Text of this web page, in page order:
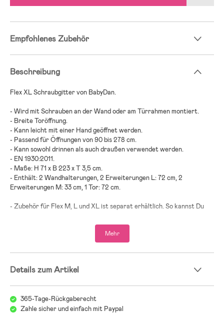
Empfohlenes Zubehör
Beschreibung
Flex XL Schraubgitter von BabyDan.
- Wird mit Schrauben an der Wand oder am Türrahmen montiert.
- Breite Toröffnung.
- Kann leicht mit einer Hand geöffnet werden.
- Passend für Öffnungen von 90 bis 278 cm.
- Kann sowohl drinnen als auch draußen verwendet werden.
- EN 1930:2011.
- Maße: H 71 x B 223 x T 3,5 cm.
- Enthält: 2 Wandhalterungen, 2 Erweiterungen L: 72 cm, 2
Erweiterungen M: 33 cm, 1 Tor: 72 cm.
- Zubehör für Flex M, L und XL ist separat erhältlich. So kannst Du
- Altersempfehlung: ab Geburt bis 2 Jahre.
Mehr
Details zum Artikel
365-Tage-Rückgaberecht
Zahle sicher und einfach mit Paypal